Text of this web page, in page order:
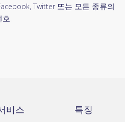
Twitter 또는 모든 종류의
호.
비스 특징